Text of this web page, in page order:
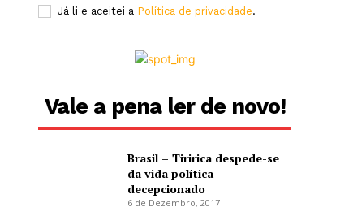
Já li e aceitei a Política de privacidade.
Vale a pena ler de novo!
Brasil – Tiririca despede-se
da vida política
decepcionado
6 de Dezembro, 2017